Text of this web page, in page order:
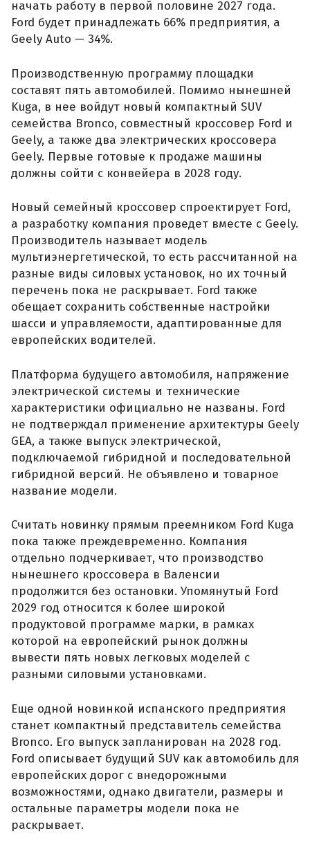
начать работу в первой половине 2027 года.
Ford будет принадлежать 66% предприятия, а
Geely Auto — 34%.
Производственную программу площадки
составят пять автомобилей. Помимо нынешней
Kuga, в нее войдут новый компактный SUV
семейства Bronco, совместный кроссовер Ford и
Geely, а также два электрических кроссовера
Geely. Первые готовые к продаже машины
должны сойти с конвейера в 2028 году.
Новый семейный кроссовер спроектирует Ford,
а разработку компания проведет вместе с Geely.
Производитель называет модель
мультиэнергетической, то есть рассчитанной на
разные виды силовых установок, но их точный
перечень пока не раскрывает. Ford также
обещает сохранить собственные настройки
шасси и управляемости, адаптированные для
европейских водителей.
Платформа будущего автомобиля, напряжение
электрической системы и технические
характеристики официально не названы. Ford
не подтверждал применение архитектуры Geely
GEA, а также выпуск электрической,
подключаемой гибридной и последовательной
гибридной версий. Не объявлено и товарное
название модели.
Считать новинку прямым преемником Ford Kuga
пока также преждевременно. Компания
отдельно подчеркивает, что производство
нынешнего кроссовера в Валенсии
продолжится без остановки. Упомянутый Ford
2029 год относится к более широкой
продуктовой программе марки, в рамках
которой на европейский рынок должны
вывести пять новых легковых моделей с
разными силовыми установками.
Еще одной новинкой испанского предприятия
станет компактный представитель семейства
Bronco. Его выпуск запланирован на 2028 год.
Ford описывает будущий SUV как автомобиль для
европейских дорог с внедорожными
возможностями, однако двигатели, размеры и
остальные параметры модели пока не
раскрывает.